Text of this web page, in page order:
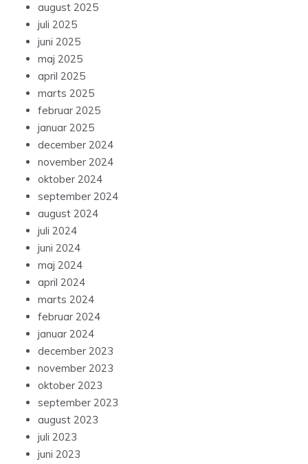
august 2025
juli 2025
juni 2025
maj 2025
april 2025
marts 2025
februar 2025
januar 2025
december 2024
november 2024
oktober 2024
september 2024
august 2024
juli 2024
juni 2024
maj 2024
april 2024
marts 2024
februar 2024
januar 2024
december 2023
november 2023
oktober 2023
september 2023
august 2023
juli 2023
juni 2023